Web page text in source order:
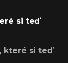
si teď
které si teď